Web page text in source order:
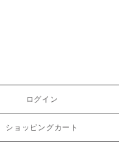
ログイン
ショッピングカート